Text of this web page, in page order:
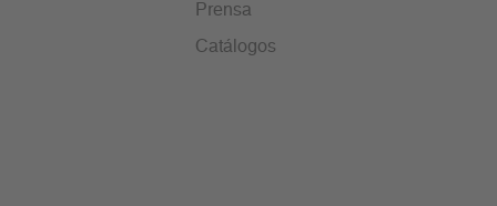
Prensa
Catálogos